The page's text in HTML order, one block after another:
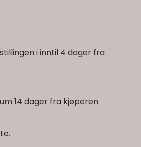
i inntil 4 dager fra
14 dager fra kjøperen